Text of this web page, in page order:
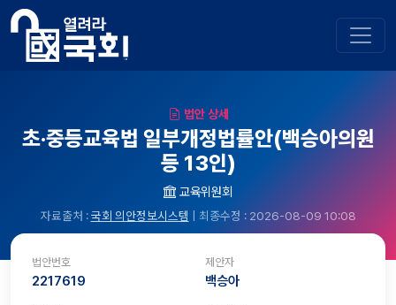
법안 상세
초·중등교육법 일부개정법률안(백승아의원
등 13인)
교육위원회
자료출처 :국회 의안정보시스템 | 최종수정 : 2026-08-09 10:08
법안번호
2217619
제안자
백승아